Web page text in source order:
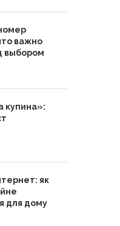
15/05/2026
важно
выбором
купина»:
як
для дому